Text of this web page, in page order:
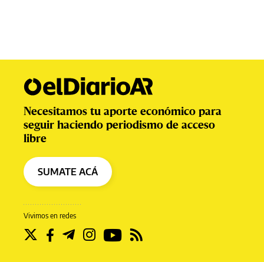
Vivimos en redes
Necesitamos tu aporte económico para
seguir haciendo periodismo de acceso
libre
SUMATE ACÁ